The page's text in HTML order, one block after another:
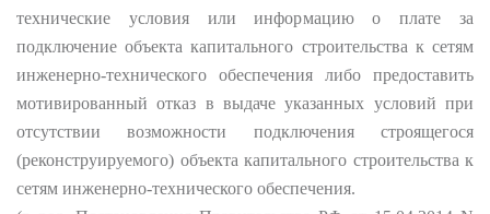
технические условия или информацию о плате за
подключение объекта капитального строительства к сетям
инженерно-технического обеспечения либо предоставить
мотивированный отказ в выдаче указанных условий при
отсутствии возможности подключения строящегося
(реконструируемого) объекта капитального строительства к
сетям инженерно-технического обеспечения.